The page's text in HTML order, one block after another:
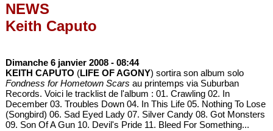
NEWS
Keith Caputo
Dimanche 6 janvier 2008 - 08:44
KEITH CAPUTO (LIFE OF AGONY) sortira son album solo
Fondness for Hometown Scars au printemps via Suburban
Records. Voici le tracklist de l'album : 01. Crawling 02. In
December 03. Troubles Down 04. In This Life 05. Nothing To Lose
(Songbird) 06. Sad Eyed Lady 07. Silver Candy 08. Got Monsters
09. Son Of A Gun 10. Devil's Pride 11. Bleed For Something...